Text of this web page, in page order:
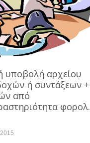
υποβολή αρχείου
ή συντάξεων +
από
φορολ.